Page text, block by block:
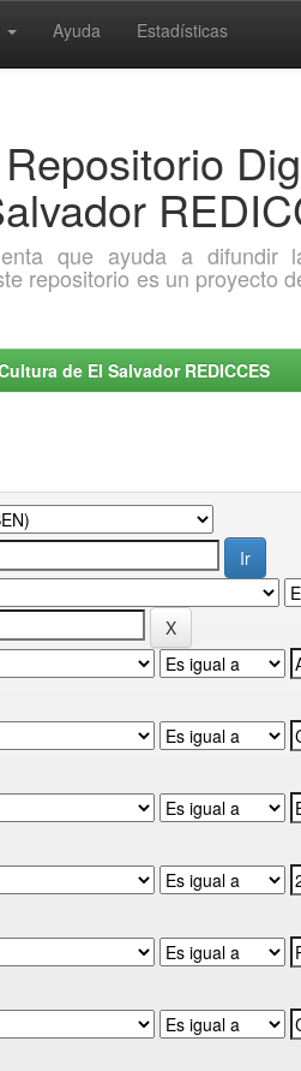
Ayuda Estadísticas
que ayuda a difundir
repositorio es un proyecto
de El Salvador REDICCES